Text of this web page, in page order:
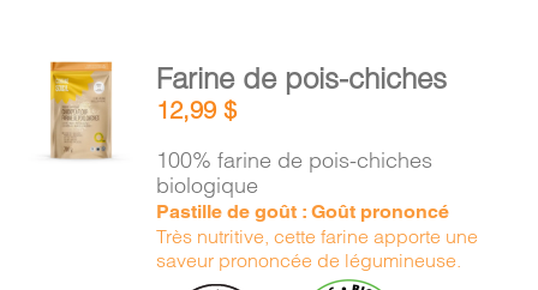
AJOUTER
AU
PANIER
Farine de pois-chiches
12,99$
100% farine de pois-chiches
biologique
Pastille de goût : Goût prononcé
Très nutritive, cette farine apporte une
saveur prononcée de légumineuse.